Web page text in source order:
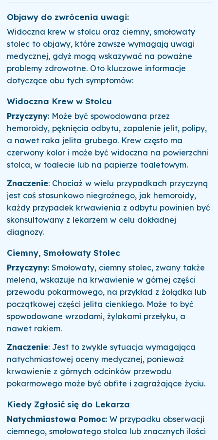
Objawy do zwrócenia uwagi:
Widoczna krew w stolcu oraz ciemny, smołowaty
stolec to objawy, które zawsze wymagają uwagi
medycznej, gdyż mogą wskazywać na poważne
problemy zdrowotne. Oto kluczowe informacje
dotyczące obu tych symptomów:
Widoczna Krew w Stolcu
Przyczyny: Może być spowodowana przez
hemoroidy, pęknięcia odbytu, zapalenie jelit, polipy,
a nawet raka jelita grubego. Krew często ma
czerwony kolor i może być widoczna na powierzchni
stolca, w toalecie lub na papierze toaletowym.
Znaczenie: Chociaż w wielu przypadkach przyczyną
jest coś stosunkowo niegroźnego, jak hemoroidy,
każdy przypadek krwawienia z odbytu powinien być
skonsultowany z lekarzem w celu dokładnej
diagnozy.
Ciemny, Smołowaty Stolec
Przyczyny: Smołowaty, ciemny stolec, zwany także
melena, wskazuje na krwawienie w górnej części
przewodu pokarmowego, na przykład z żołądka lub
początkowej części jelita cienkiego. Może to być
spowodowane wrzodami, żylakami przełyku, a
nawet rakiem.
Znaczenie: Jest to zwykle sytuacja wymagająca
natychmiastowej oceny medycznej, ponieważ
krwawienie z górnych odcinków przewodu
pokarmowego może być obfite i zagrażające życiu.
Kiedy Zgłosić się do Lekarza
Natychmiastowa Pomoc: W przypadku obserwacji
ciemnego, smołowatego stolca lub znacznych ilości